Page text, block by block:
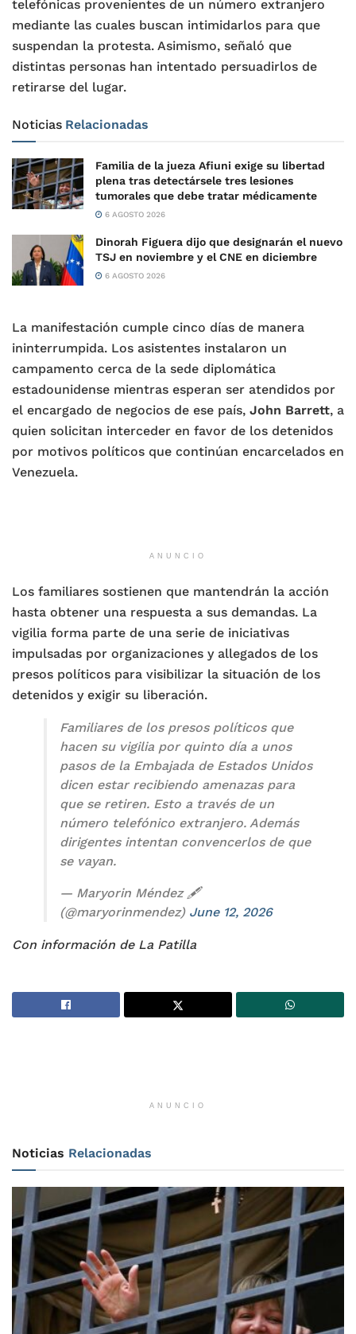
telefónicas provenientes de un número extranjero
mediante las cuales buscan intimidarlos para que
suspendan la protesta. Asimismo, señaló que
distintas personas han intentado persuadirlos de
retirarse del lugar.
Noticias Relacionadas
Familia de la jueza Afiuni exige su libertad
plena tras detectársele tres lesiones
tumorales que debe tratar médicamente
6 AGOSTO 2026
Dinorah Figuera dijo que designarán el nuevo
TSJ en noviembre y el CNE en diciembre
6 AGOSTO 2026
La manifestación cumple cinco días de manera
ininterrumpida. Los asistentes instalaron un
campamento cerca de la sede diplomática
estadounidense mientras esperan ser atendidos por
el encargado de negocios de ese país, John Barrett, a
quien solicitan interceder en favor de los detenidos
por motivos políticos que continúan encarcelados en
Venezuela.
ANUNCIO
Los familiares sostienen que mantendrán la acción
hasta obtener una respuesta a sus demandas. La
vigilia forma parte de una serie de iniciativas
impulsadas por organizaciones y allegados de los
presos políticos para visibilizar la situación de los
detenidos y exigir su liberación.
Familiares de los presos políticos que
hacen su vigilia por quinto día a unos
pasos de la Embajada de Estados Unidos
dicen estar recibiendo amenazas para
que se retiren. Esto a través de un
número telefónico extranjero. Además
dirigentes intentan convencerlos de que
se vayan.
— Maryorin Méndez 🖋️
(@maryorinmendez) June 12, 2026
Con información de La Patilla
ANUNCIO
Noticias Relacionadas